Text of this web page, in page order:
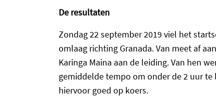
De resultaten
Zondag 22 september 2019 viel het
omlaag richting Granada. Van meet af
Karinga Maina aan de leiding. Van hen
gemiddelde tempo om onder de 2 uur
hiervoor goed op koers.